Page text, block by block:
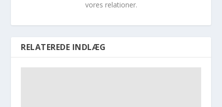
vores relationer.
RELATEREDE INDLÆG